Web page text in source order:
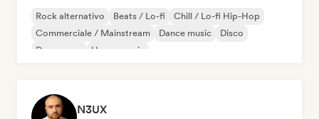
Rock alternativo Beats / Lo-fi
Chill / Lo-fi Hip-Hop
Commerciale / Mainstream
Dance music
Disco
Dream pop
House music
N3UX